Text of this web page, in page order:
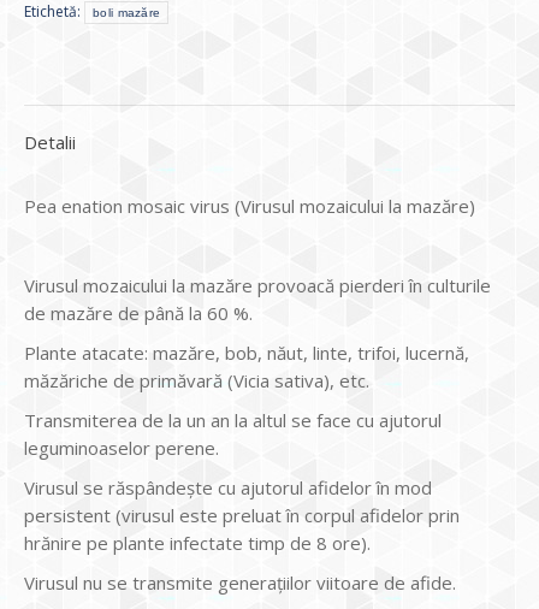
Etichetă:
boli mazăre
Detalii
Pea enation mosaic virus (Virusul mozaicului la mazăre)
Virusul mozaicului la mazăre provoacă pierderi în culturile
de mazăre de până la 60 %.
Plante atacate: mazăre, bob, năut, linte, trifoi, lucernă,
măzăriche de primăvară (Vicia sativa), etc.
Transmiterea de la un an la altul se face cu ajutorul
leguminoaselor perene.
Virusul se răspândește cu ajutorul afidelor în mod
persistent (virusul este preluat în corpul afidelor prin
hrănire pe plante infectate timp de 8 ore).
Virusul nu se transmite generațiilor viitoare de afide.